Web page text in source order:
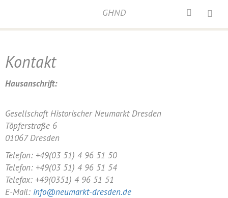
Kontakt
Hausanschrift:
Gesellschaft Historischer Neumarkt Dresden
Töpferstraße 6
01067 Dresden
Telefon: +49(03 51) 4 96 51 50
Telefon: +49(03 51) 4 96 51 54
Telefax: +49(0351) 4 96 51 51
E-Mail: info@neumarkt-dresden.de
GHND